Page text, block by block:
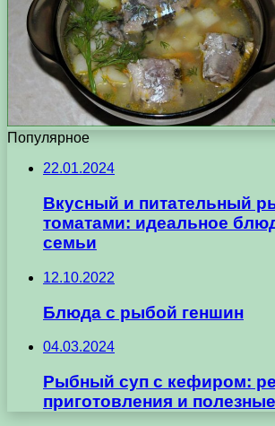
Популярное
22.01.2024
Вкусный и питательный
томатами: идеальное
семьи
12.10.2022
Блюда с рыбой геншин
04.03.2024
Рыбный суп с кефиром:
приготовления и